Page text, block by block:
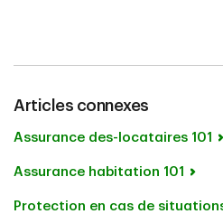
Articles connexes
Assurance des-locataires 101
Assurance habitation 101
Protection en cas de